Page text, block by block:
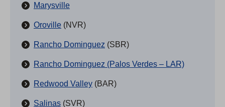
Marysville
Oroville (NVR)
Rancho Dominguez (SBR)
Rancho Dominguez (Palos Verdes – LAR)
Redwood Valley (BAR)
Salinas (SVR)